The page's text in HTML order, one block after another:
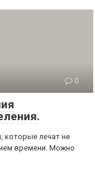
0
которые лечат не
времени. Можно